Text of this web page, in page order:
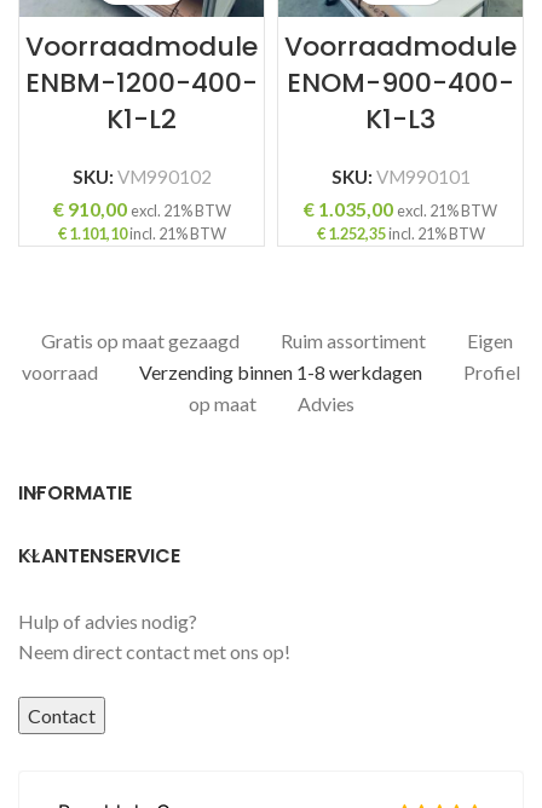
Voorraadmodule
ENBM-1200-400-
K1-L2
SKU: VM990102
€910,00 excl. 21% BTW
€1.101,10incl. 21% BTW
Voorraadmodule
ENOM-900-400-
K1-L3
SKU: VM990101
€ 1.035,00 excl. 21% BTW
€1.252,35incl. 21% BTW
Gratis op maat gezaagd Ruim assortiment
Eigen
voorraad
Verzending binnen 1-8 werkdagen
Profiel
op maat
Advies
INFORMATIE
KLANTENSERVICE
Hulp of advies nodig?
Neem direct contact met ons op!
Contact